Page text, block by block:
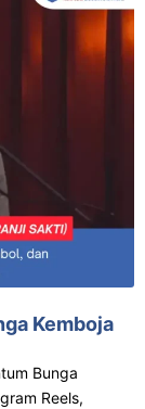
Kemboja
Bunga
Reels,